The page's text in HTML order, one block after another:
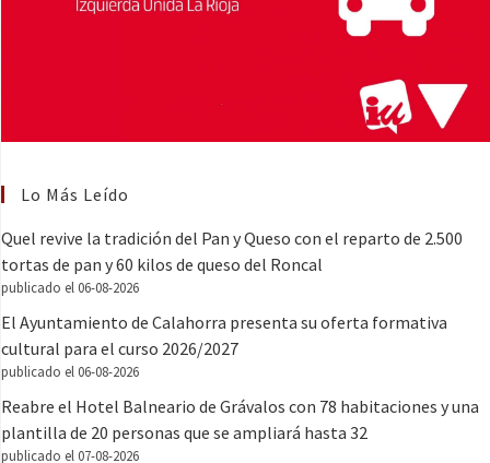
Lo Más Leído
Quel revive la tradición del Pan y Queso con el reparto de 2.500
tortas de pan y 60 kilos de queso del Roncal
publicado el 06-08-2026
El Ayuntamiento de Calahorra presenta su oferta formativa
cultural para el curso 2026/2027
publicado el 06-08-2026
Reabre el Hotel Balneario de Grávalos con 78 habitaciones y una
plantilla de 20 personas que se ampliará hasta 32
publicado el 07-08-2026